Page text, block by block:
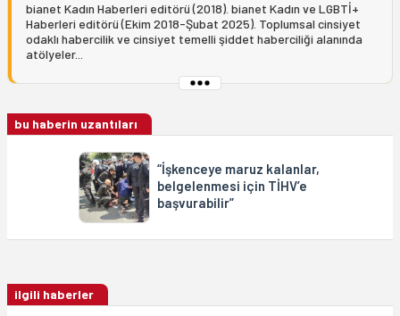
bianet Kadın Haberleri editörü (2018). bianet Kadın ve LGBTİ+
Haberleri editörü (Ekim 2018-Şubat 2025). Toplumsal cinsiyet
odaklı habercilik ve cinsiyet temelli şiddet haberciliği alanında
atölyeler...
bu haberin uzantıları
“İşkenceye maruz kalanlar,
belgelenmesi için TİHV’e
başvurabilir”
ilgili haberler